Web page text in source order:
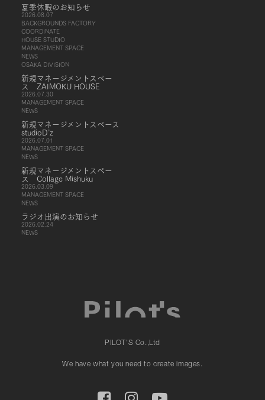
夏季休暇のお知らせ
2026.08.07
BACKGROUNDS FACTORY
COORDINATE
HOUSE STUDIO
MANAGEMENT SPACE
NEWS
OSAKA DIVISION
新規マネージメントスペー
ス ZAIMOKU HOUSE
2026.07.30
MANAGEMENT SPACE
NEWS
新規マネージメントスペース
studioD’z
2026.07.01
MANAGEMENT SPACE
NEWS
新規マネージメントスペー
ス Collage Mishuku
2026.03.09
MANAGEMENT SPACE
NEWS
ラジオ出演のお知らせ
2026.02.24
NEWS
PILOT'S Co.,Ltd
We have what you need to create images.